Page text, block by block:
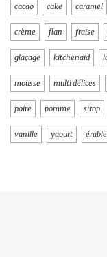
cacao cake caramel
crème flan fraise
glaçage kitchenaid
mousse multi délices
poire pomme sirop
vanille yaourt érable